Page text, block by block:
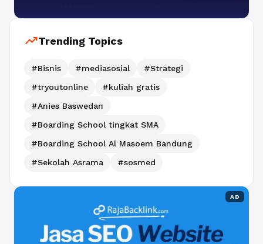
trending_upTrending Topics
#Bisnis #mediasosial
#Strategi
#tryoutonline
#kuliah gratis
#Anies Baswedan
#Boarding School tingkat SMA
#Boarding School Al Masoem Bandung
#Sekolah Asrama
#sosmed
AD